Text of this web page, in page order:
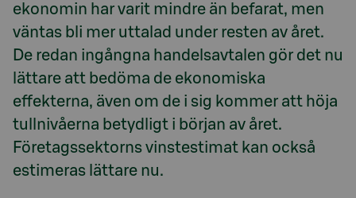
ekonomin har varit mindre än befarat, men
väntas bli mer uttalad under resten av året.
De redan ingångna handelsavtalen gör det nu
lättare att bedöma de ekonomiska
effekterna, även om de i sig kommer att höja
tullnivåerna betydligt i början av året.
Företagssektorns vinstestimat kan också
estimeras lättare nu.